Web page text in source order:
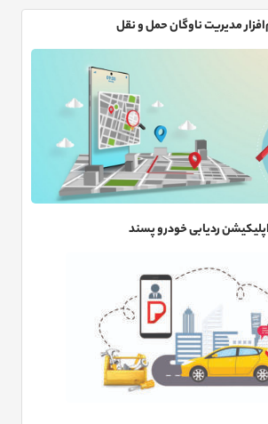
مدیریت ناوگان حمل و نقل
اپلیکیشن ردیابی خودرو پسند